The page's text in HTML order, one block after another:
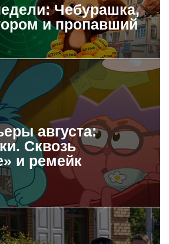
Чебурашка,
и пропавший
августа:
Сквозь
и ремейк